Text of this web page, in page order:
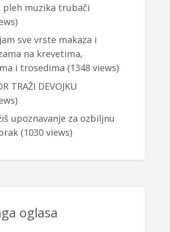
pleh muzika trubači
sve vrste makaza i
na krevetima,
i trosedima (1348 views)
TRAŽI DEVOJKU
upoznavanje za ozbiljnu
(1030 views)
oglasa